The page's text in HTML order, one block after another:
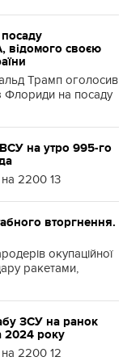
відомого своєю
Трамп оголосив
Флориди на посаду
на утро 995-го
2200 13
вторгнення.
окупаційної
ракетами,
ЗСУ на ранок
2024 року
2200 12